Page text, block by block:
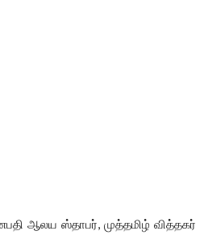
ஆலய ஸ்தாபர், முத்தமிழ் வித்தகர்